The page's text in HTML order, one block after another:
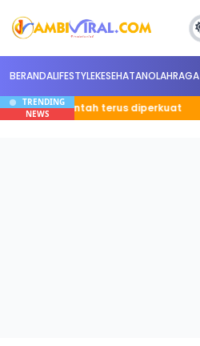
BERANDALIFESTYLEKESEHATANOLAHRAGA
TRENDING
NEWS
terus diperkuat